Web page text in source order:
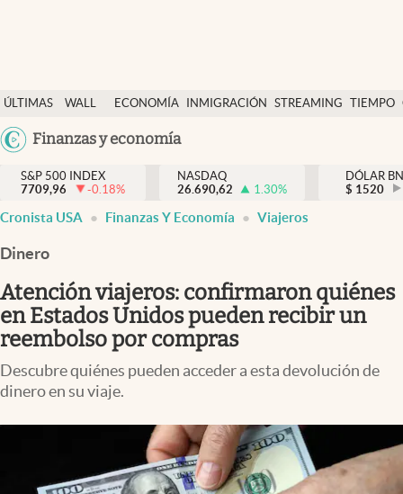
ÚLTIMAS
NOTICIAS
WALL
DÓLAR
ECONOMÍA INMIGRACIÓN STREAMING TIEMPO
México
Finanzas y economía
Finanzas y economía
Wall Street y dólar
Inmigración
Espiritual
Streaming
PC y mobile
S&P 500 INDEX
7709,96
-0.18%
NASDAQ
26.690,62
1.30%
DÓLAR
$ 1520
Cronista USA Finanzas Y Economía Viajeros
Dinero
Atención viajeros: confirmaron quiénes
en Estados Unidos pueden recibir un
reembolso por compras
Descubre quiénes pueden acceder a esta devolución de
dinero en su viaje.